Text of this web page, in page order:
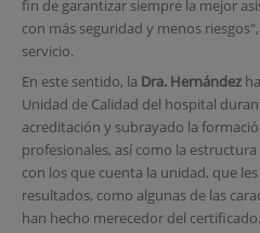
fin de garantizar siempre la mejor
con más seguridad y menos
servicio.
En este sentido, la Dra. Hernández
Unidad de Calidad del hospital
acreditación y subrayado la
profesionales, así como la
con los que cuenta la unidad, que
resultados, como algunas de las
han hecho merecedor del certificado.